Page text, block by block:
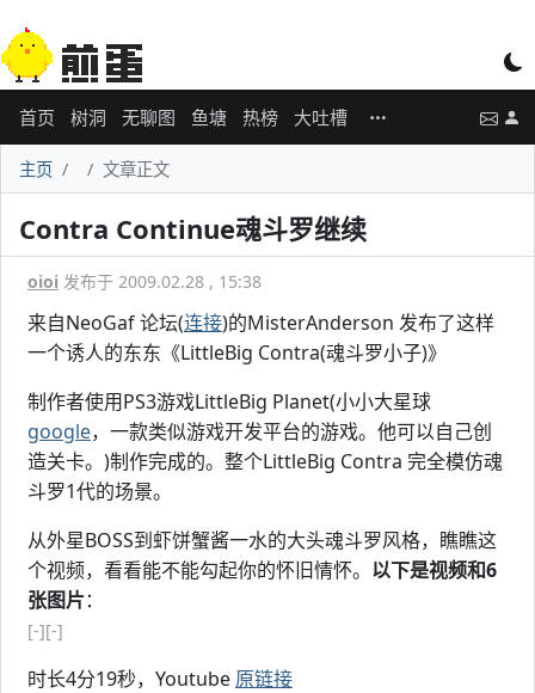
首页 树洞 无聊图 鱼塘 热榜 大吐槽
主页 文章正文
Contra Continue魂斗罗继续
oioi 发布于 2009.02.28 , 15:38
来自NeoGaf 论坛(连接)的MisterAnderson 发布了这样
一个诱人的东东《LittleBig Contra(魂斗罗小子)》
制作者使用PS3游戏LittleBig Planet(小小大星球
google，一款类似游戏开发平台的游戏。他可以自己创
造关卡。)制作完成的。整个LittleBig Contra 完全模仿魂
斗罗1代的场景。
从外星BOSS到虾饼蟹酱一水的大头魂斗罗风格，瞧瞧这
个视频，看看能不能勾起你的怀旧情怀。 以下是视频和6
张图片：
[-][-]
时长4分19秒，Youtube 原链接